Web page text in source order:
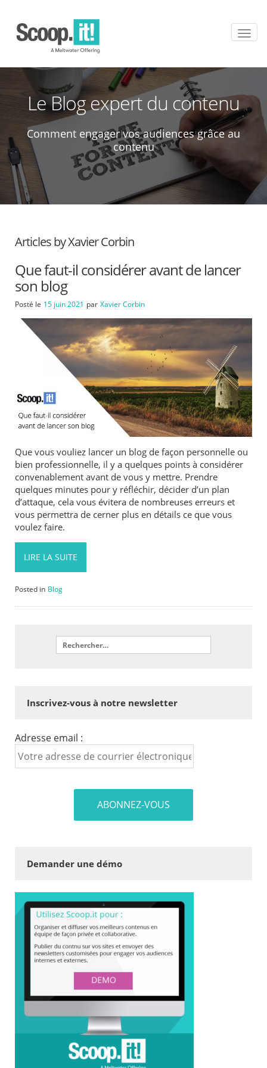
T
g
e
n
a
v
o
Le Blog expert du contenu
Comment engager vos audiences grâce au
contenu
Articles by Xavier Corbin
Que faut-il considérer avant de lancer
son blog
Posté le 15 juin 2021 par Xavier Corbin
Que vous vouliez lancer un blog de façon personnelle ou
bien professionnelle, il y a quelques points à considérer
convenablement avant de vous y mettre. Prendre
quelques minutes pour y réfléchir, décider d’un plan
d’attaque, cela vous évitera de nombreuses erreurs et
vous permettra de cerner plus en détails ce que vous
voulez faire.
LIRE LA SUITE
Posted in Blog
Inscrivez-vous à notre newsletter
Adresse email :
Demander une démo